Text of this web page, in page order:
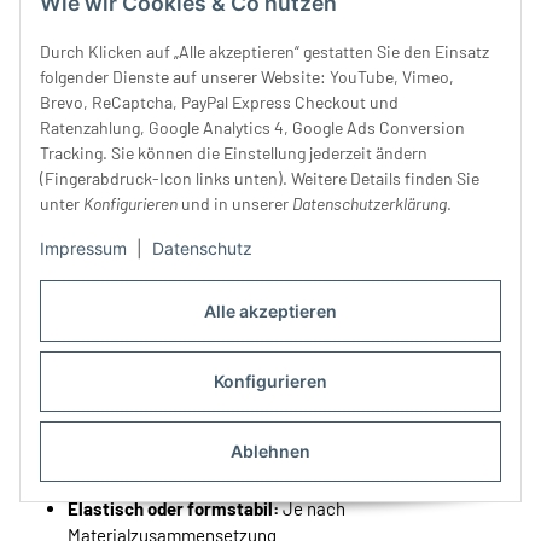
Alle akzeptieren
Konfigurieren
Ablehnen
Durch Klicken auf „Alle akzeptieren“ gestatten Sie den Einsatz
folgender Dienste auf unserer Website: YouTube, Vimeo,
Brevo, ReCaptcha, PayPal Express Checkout und
Ratenzahlung, Google Analytics 4, Google Ads Conversion
Tracking. Sie können die Einstellung jederzeit ändern
(Fingerabdruck-Icon links unten). Weitere Details finden Sie
unter Konfigurieren und in unserer Datenschutzerklärung.
Impressum Datenschutz
Velourstoff kannst Du zu schönen Projekten vernähen wie:
Mode:Kleider, Röcke, Blazer, Leggings, Trainingsanzüge
Möbel & Heimtextilien:Sofabezüge, Sessel, Kissen,
Vorhänge
Kostüme & Bühnenmode:Historische Gewänder,
Theaterstoffe
Autobezüge:Innenraumstoffe für Sitze & Armlehnen
Stoffeigenschaften von Velourstoffen
Weich & angenehm auf der Haut:Samtige Oberfläche für
Lichtverlauf changierend
Wärmend & isolierend:Perfekt für Winterkleidung &
Heimtextilien
Elastisch oder formstabil:Je nach
Materialzusammensetzung